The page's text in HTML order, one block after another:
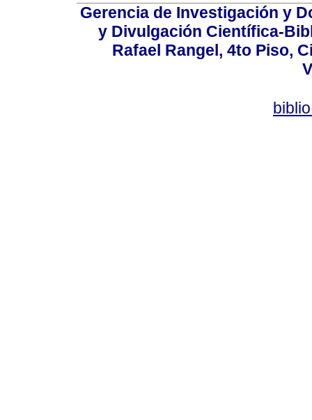
Gerencia de Investigación y
y Divulgación Científica-
Rafael Rangel, 4to Piso,